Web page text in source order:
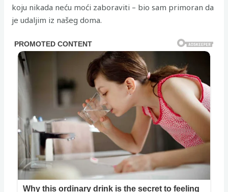
koju nikada neću moći zaboraviti – bio sam primoran da
je udaljim iz našeg doma.